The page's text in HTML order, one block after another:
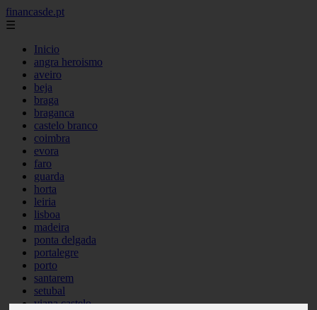
financasde.pt
☰
Inicio
angra heroismo
aveiro
beja
braga
braganca
castelo branco
coimbra
evora
faro
guarda
horta
leiria
lisboa
madeira
ponta delgada
portalegre
porto
santarem
setubal
viana castelo